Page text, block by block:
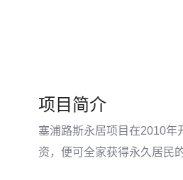
项目简介
塞浦路斯永居项目在2010年
资，便可全家获得永久居民